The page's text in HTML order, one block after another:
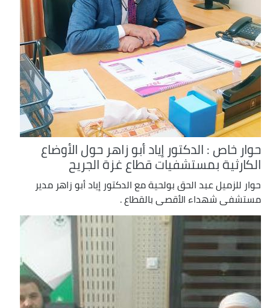
حوار خاص : الدكتور إياد أبو زاهر حول الأوضاع
الكارثية بمستشفيات قطاع غزة الجريح
حوار للزميل عبد الحق بولحية مع الدكتور إياد أبو زاهر مدير
مستشفى شهداء الأقصى بالقطاع .